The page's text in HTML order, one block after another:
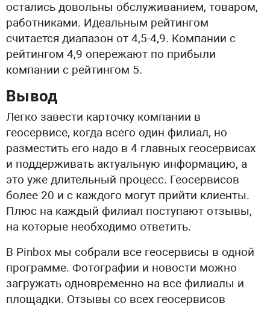
остались довольны обслуживанием, товаром,
работниками. Идеальным рейтингом
считается диапазон от 4,5-4,9. Компании с
рейтингом 4,9 опережают по прибыли
компании с рейтингом 5.
Вывод
Легко завести карточку компании в
геосервисе, когда всего один филиал, но
разместить его надо в 4 главных геосервисах
и поддерживать актуальную информацию, а
это уже длительный процесс. Геосервисов
более 20 и с каждого могут прийти клиенты.
Плюс на каждый филиал поступают отзывы,
на которые необходимо ответить.
В Pinbox мы собрали все геосервисы в одной
программе. Фотографии и новости можно
загружать одновременно на все филиалы и
площадки. Отзывы со всех геосервисов